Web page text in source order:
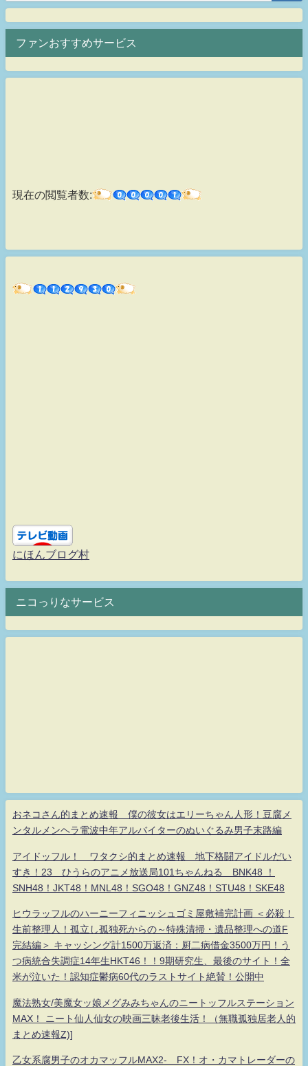
ファンおすすめサービス
現在の閲覧者数:
にほんブログ村
ニコっりなサービス
おネコさん的まとめ速報 僕の彼女はエリーちゃん人形！豆腐メ
ンタルメンヘラ電波中年アルバイターのぬいぐるみ男子末路編
アイドッフル！ ワタクシ的まとめ速報 地下格闘アイドルだい
すき！23 ひうらのアニメ放送局101ちゃんねる BNK48 ！
SNH48！JKT48！MNL48！SGO48！GNZ48！STU48！SKE48
ヒウラッフルのハーニーフィニッシュゴミ屋敷補完計画 ＜必殺！
生前整理人！孤立し孤独死からの～特殊清掃・遺品整理への道F
完結編＞ キャッシング計1500万返済：厨二病借金3500万円！う
つ病統合失調症14年生HKT46！！9期研究生、最後のサイト！全
米が泣いた！認知症鬱病60代のラストサイト絶賛！公開中
魔法熟女/美魔女ッ娘メグみみちゃんのニートッフルステーション
MAX！ ニート仙人仙女の映画三昧老後生活！（無職孤独居老人的
まとめ速報Z)]
乙女系腐男子のオカマッフルMAX2- FX！オ・カマトレーダーの